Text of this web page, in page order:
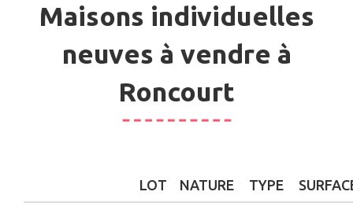
Maisons individuelles
neuves à vendre à
Roncourt
LOT NATURE TYPE